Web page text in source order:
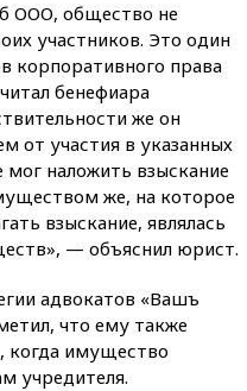
ООО, общество не
участников. Это один
корпоративного права
бенефиара
же он
от участия в указанных
мог наложить взыскание
же, на которое
взыскание, являлась
— объяснил юрист.
адвокатов «Вашъ
что ему также
когда имущество
учредителя.